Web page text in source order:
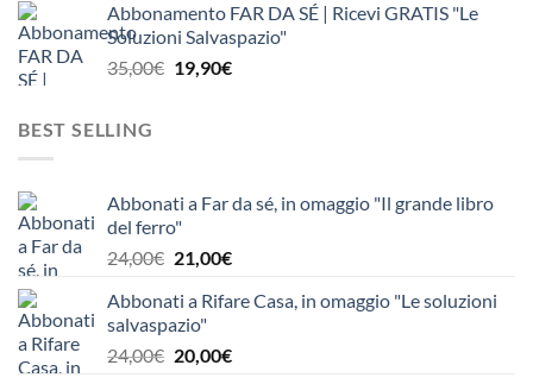
originale
era:
63,90€.
attuale
è:
39,90€.
Abbonamento FAR DA SÉ | Ricevi GRATIS "Le
Soluzioni Salvaspazio"
35,00€ Il
19,90€Il
BEST SELLING
Abbonati a Far da sé, in omaggio "Il grande libro
del ferro"
24,00€ Il
originale
era:
24,00€.
21,00€Il
attuale
21,00€.
Abbonati a Rifare Casa, in omaggio "Le soluzioni
salvaspazio"
24,00€ Il
20,00€Il